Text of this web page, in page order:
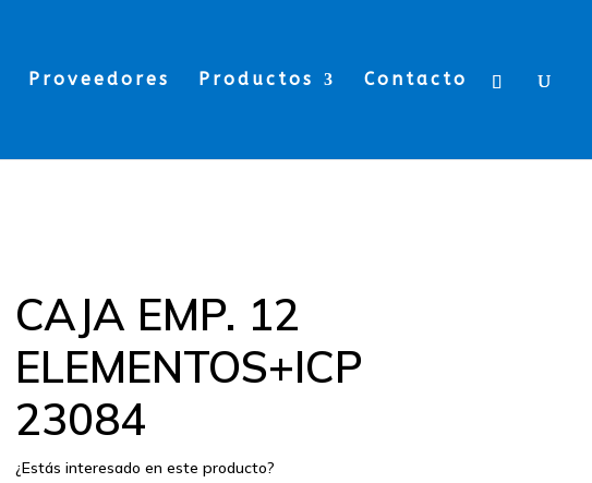
Proveedores Productos Contacto
CAJA EMP. 12
ELEMENTOS+ICP
23084
¿Estás interesado en este producto?